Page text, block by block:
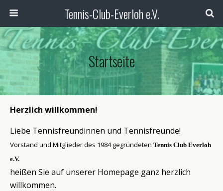
Tennis-Club-Everloh e.V.
Startseite
Herzlich willkommen!
Liebe Tennisfreundinnen und Tennisfreunde!
Vorstand und Mitglieder des 1984 gegründeten Tennis Club Everloh
e.V.
heißen Sie auf unserer Homepage ganz herzlich
willkommen.